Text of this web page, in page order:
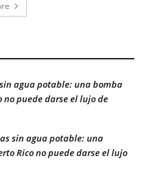
agua potable: una bomba
puede darse el lujo de
sin agua potable: una
Rico no puede darse el lujo